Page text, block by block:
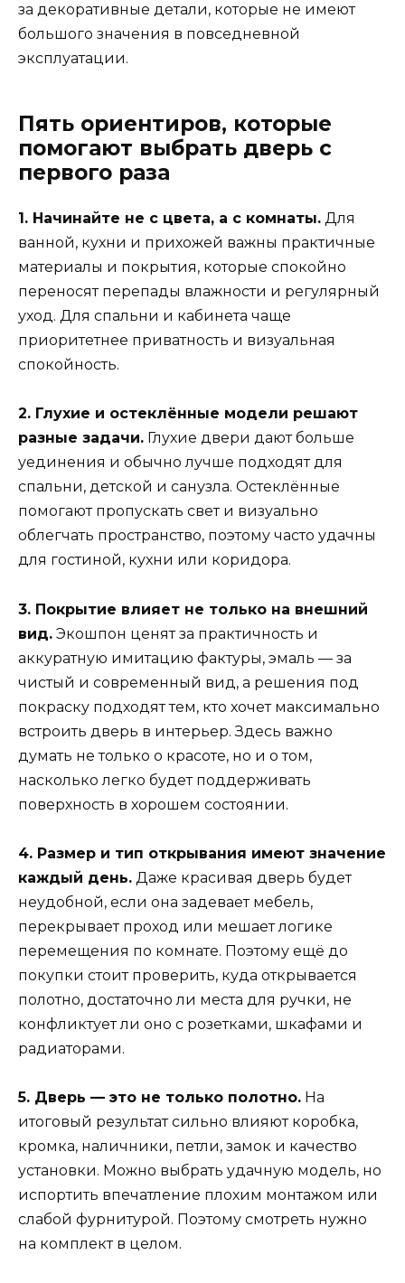
за декоративные детали, которые не имеют
большого значения в повседневной
эксплуатации.
Пять ориентиров, которые
помогают выбрать дверь с
первого раза
1. Начинайте не с цвета, а с комнаты. Для
ванной, кухни и прихожей важны практичные
материалы и покрытия, которые спокойно
переносят перепады влажности и регулярный
уход. Для спальни и кабинета чаще
приоритетнее приватность и визуальная
спокойность.
2. Глухие и остеклённые модели решают
разные задачи. Глухие двери дают больше
уединения и обычно лучше подходят для
спальни, детской и санузла. Остеклённые
помогают пропускать свет и визуально
облегчать пространство, поэтому часто удачны
для гостиной, кухни или коридора.
3. Покрытие влияет не только на внешний
вид. Экошпон ценят за практичность и
аккуратную имитацию фактуры, эмаль — за
чистый и современный вид, а решения под
покраску подходят тем, кто хочет максимально
встроить дверь в интерьер. Здесь важно
думать не только о красоте, но и о том,
насколько легко будет поддерживать
поверхность в хорошем состоянии.
4. Размер и тип открывания имеют значение
каждый день. Даже красивая дверь будет
неудобной, если она задевает мебель,
перекрывает проход или мешает логике
перемещения по комнате. Поэтому ещё до
покупки стоит проверить, куда открывается
полотно, достаточно ли места для ручки, не
конфликтует ли оно с розетками, шкафами и
радиаторами.
5. Дверь — это не только полотно. На
итоговый результат сильно влияют коробка,
кромка, наличники, петли, замок и качество
установки. Можно выбрать удачную модель, но
испортить впечатление плохим монтажом или
слабой фурнитурой. Поэтому смотреть нужно
на комплект в целом.